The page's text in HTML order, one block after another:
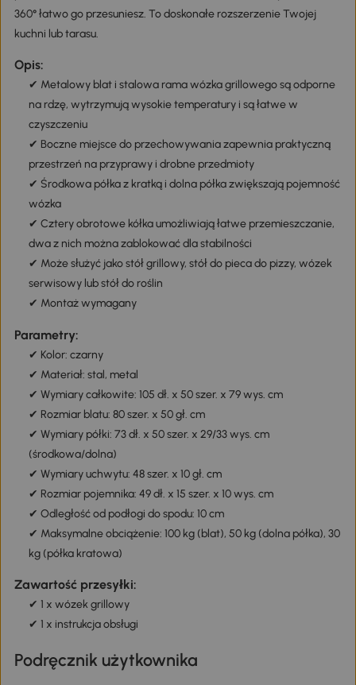
360° łatwo go przesuniesz. To doskonałe rozszerzenie Twojej
kuchni lub tarasu.
Opis:
✔ Metalowy blat i stalowa rama wózka grillowego są odporne
na rdzę, wytrzymują wysokie temperatury i są łatwe w
czyszczeniu
✔ Boczne miejsce do przechowywania zapewnia praktyczną
przestrzeń na przyprawy i drobne przedmioty
✔ Środkowa półka z kratką i dolna półka zwiększają pojemność
wózka
✔ Cztery obrotowe kółka umożliwiają łatwe przemieszczanie,
dwa z nich można zablokować dla stabilności
✔ Może służyć jako stół grillowy, stół do pieca do pizzy, wózek
serwisowy lub stół do roślin
✔ Montaż wymagany
Parametry:
✔ Kolor: czarny
✔ Materiał: stal, metal
✔ Wymiary całkowite: 105 dł. x 50 szer. x 79 wys. cm
✔ Rozmiar blatu: 80 szer. x 50 gł. cm
✔ Wymiary półki: 73 dł. x 50 szer. x 29/33 wys. cm
(środkowa/dolna)
✔ Wymiary uchwytu: 48 szer. x 10 gł. cm
✔ Rozmiar pojemnika: 49 dł. x 15 szer. x 10 wys. cm
✔ Odległość od podłogi do spodu: 10 cm
✔ Maksymalne obciążenie: 100 kg (blat), 50 kg (dolna półka), 30
kg (półka kratowa)
Zawartość przesyłki:
✔ 1 x wózek grillowy
✔ 1 x instrukcja obsługi
Podręcznik użytkownika